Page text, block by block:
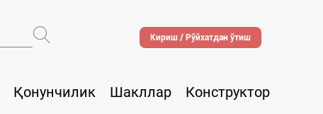
Кириш / Рўйхатдан ўтиш
Қонунчилик Шакллар
Конструктор